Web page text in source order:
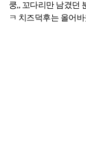
쿵,, 꼬다리만 남겼던
ㅋ 치즈덕후는 올어